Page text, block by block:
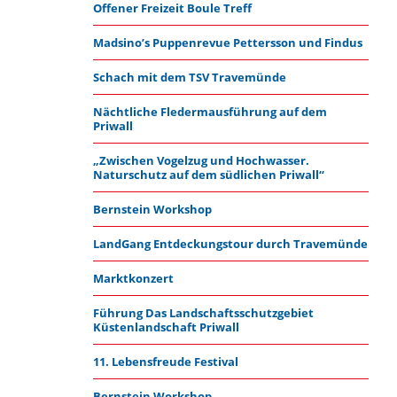
Offener Freizeit Boule Treff
Madsino’s Puppenrevue Pettersson und Findus
Schach mit dem TSV Travemünde
Nächtliche Fledermausführung auf dem
Priwall
„Zwischen Vogelzug und Hochwasser.
Naturschutz auf dem südlichen Priwall“
Bernstein Workshop
LandGang Entdeckungstour durch Travemünde
Marktkonzert
Führung Das Landschaftsschutzgebiet
Küstenlandschaft Priwall
11. Lebensfreude Festival